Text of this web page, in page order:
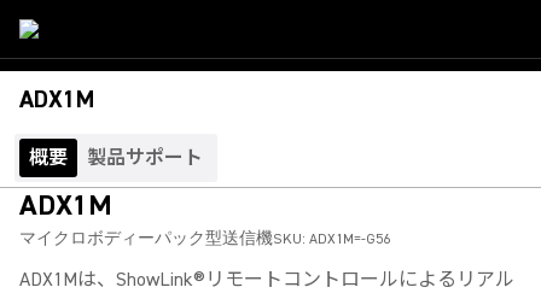
ADX1M
概要 製品サポート
ADX1M
マイクロボディーパック型送信機SKU: ADX1M=-G56
ADX1Mは、ShowLink®リモートコントロールによるリアル